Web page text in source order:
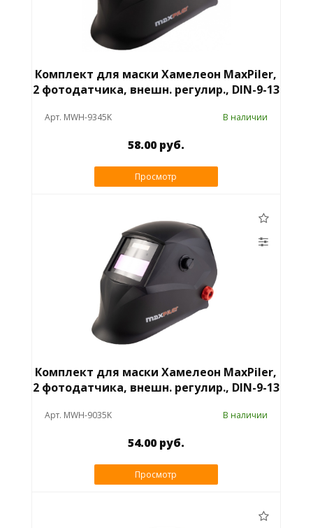
Комплект для маски Хамелеон MaxPiler,
2 фотодатчика, внешн. регулир., DIN-9-13
Арт. MWH-9345K В наличии
58.00 руб.
Просмотр
Комплект для маски Хамелеон MaxPiler,
2 фотодатчика, внешн. регулир., DIN-9-13
Арт. MWH-9035K В наличии
54.00 руб.
Просмотр